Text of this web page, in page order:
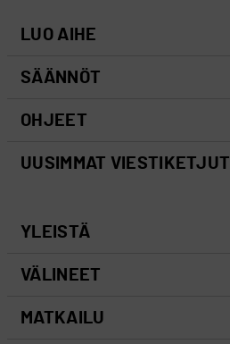
LUO AIHE
SÄÄNNÖT
OHJEET
UUSIMMAT VIESTIKETJUT
YLEISTÄ
VÄLINEET
MATKAILU